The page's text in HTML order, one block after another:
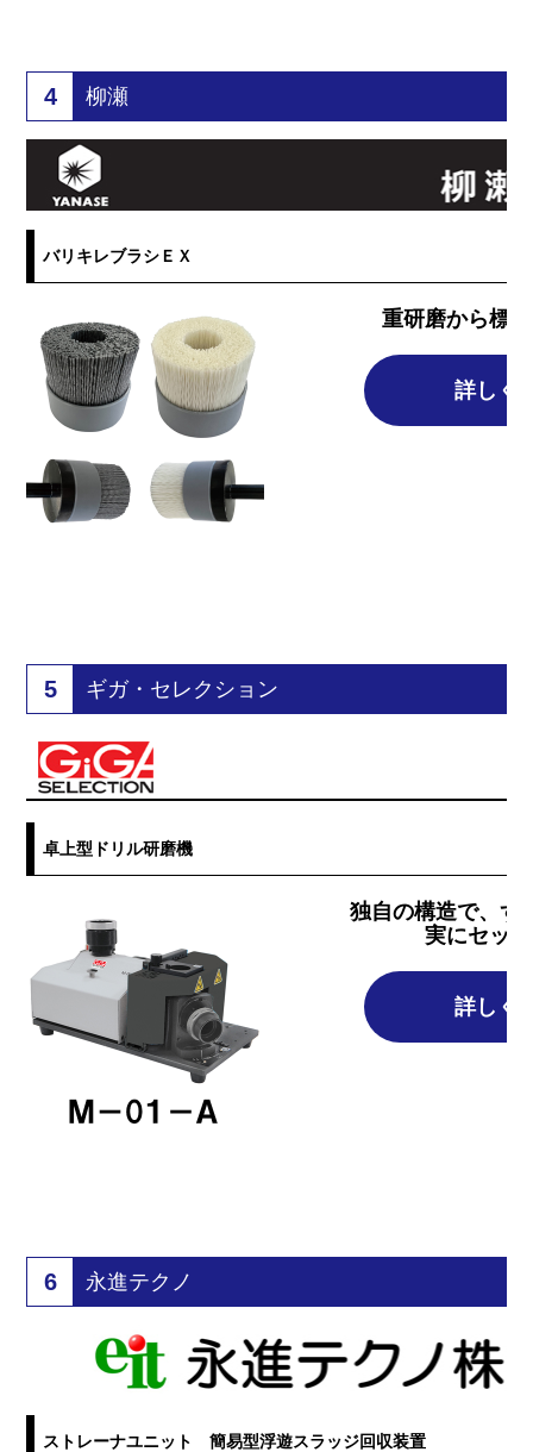
4 柳瀬
バリキレブラシＥＸ
重研磨から標
詳しく
5 ギガ・セレクション
卓上型ドリル研磨機
独自の構造で、ず
実にセッ
詳しく
6 永進テクノ
ストレーナユニット 簡易型浮遊スラッジ回収装置